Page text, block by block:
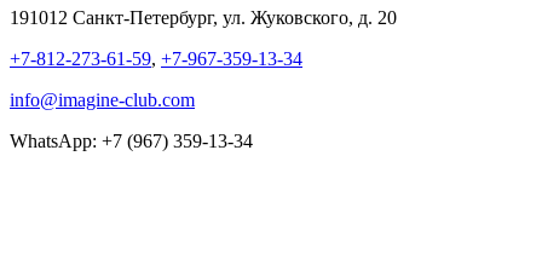
191012 Санкт-Петербург, ул. Жуковского, д. 20
+7-812-273-61-59, +7-967-359-13-34
info@imagine-club.com
WhatsApp: +7 (967) 359-13-34